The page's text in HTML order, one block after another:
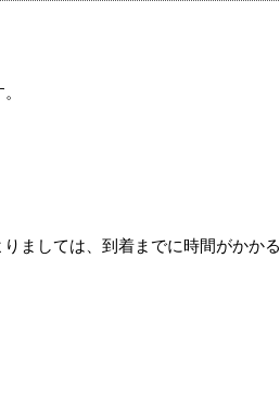
ましては、到着までに時間がかかる